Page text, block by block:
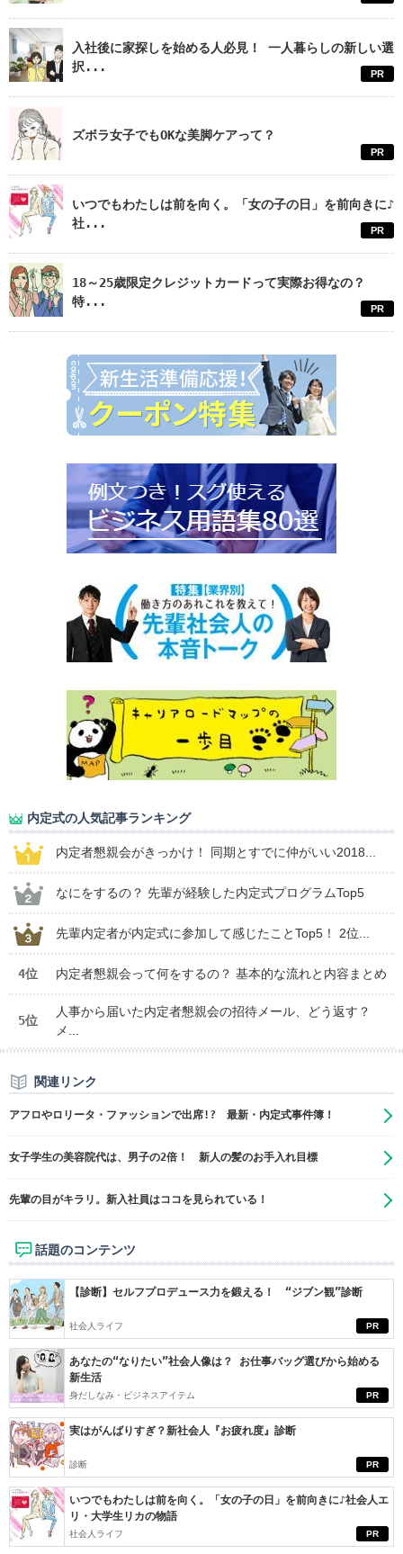
入社後に家探しを始める人必見！ 一人暮らしの新しい選
択...
PR
ズボラ女子でもOKな美脚ケアって？
PR
いつでもわたしは前を向く。「女の子の日」を前向きに♪
社...
PR
18～25歳限定クレジットカードって実際お得なの？
特...
PR
内定式の人気記事ランキング
内定者懇親会がきっかけ！ 同期とすでに仲がいい2018...
なにをするの？ 先輩が経験した内定式プログラムTop5
先輩内定者が内定式に参加して感じたことTop5！ 2位...
4位 内定者懇親会って何をするの？ 基本的な流れと内容まとめ
5位
人事から届いた内定者懇親会の招待メール、どう返す？
メ...
関連リンク
アフロやロリータ・ファッションで出席!? 最新・内定式事件簿！
女子学生の美容院代は、男子の2倍！ 新人の髪のお手入れ目標
先輩の目がキラリ。新入社員はココを見られている！
話題のコンテンツ
PR
【診断】セルフプロデュース力を鍛える！ “ジブン観”診断
社会人ライフ
PR
あなたの“なりたい”社会人像は？ お仕事バッグ選びから始める
新生活
身だしなみ・ビジネスアイテム
PR
実はがんばりすぎ？新社会人『お疲れ度』診断
診断
PR
いつでもわたしは前を向く。「女の子の日」を前向きに♪社会人エ
リ・大学生リカの物語
社会人ライフ